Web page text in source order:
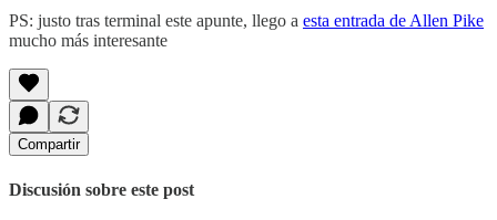
PS: justo tras terminal este apunte, llego a esta entrada de Allen Pike
mucho más interesante
Compartir
Discusión sobre este post